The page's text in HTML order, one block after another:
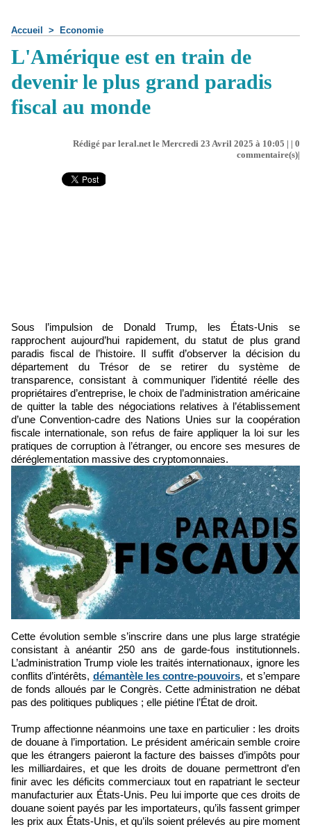
Accueil > Economie
L'Amérique est en train de
devenir le plus grand paradis
fiscal au monde
Rédigé par leral.net le Mercredi 23 Avril 2025 à 10:05 | | 0
commentaire(s)|
Sous l’impulsion de Donald Trump, les États-Unis se
rapprochent aujourd’hui rapidement, du statut de plus grand
paradis fiscal de l’histoire. Il suffit d’observer la décision du
département du Trésor de se retirer du système de
transparence, consistant à communiquer l’identité réelle des
propriétaires d’entreprise, le choix de l’administration américaine
de quitter la table des négociations relatives à l’établissement
d’une Convention-cadre des Nations Unies sur la coopération
fiscale internationale, son refus de faire appliquer la loi sur les
pratiques de corruption à l’étranger, ou encore ses mesures de
déréglementation massive des cryptomonnaies.
Cette évolution semble s’inscrire dans une plus large stratégie
consistant à anéantir 250 ans de garde-fous institutionnels.
L’administration Trump viole les traités internationaux, ignore les
conflits d’intérêts, démantèle les contre-pouvoirs, et s’empare
de fonds alloués par le Congrès. Cette administration ne débat
pas des politiques publiques ; elle piétine l’État de droit.
Trump affectionne néanmoins une taxe en particulier : les droits
de douane à l’importation. Le président américain semble croire
que les étrangers paieront la facture des baisses d’impôts pour
les milliardaires, et que les droits de douane permettront d’en
finir avec les déficits commerciaux tout en rapatriant le secteur
manufacturier aux États-Unis. Peu lui importe que ces droits de
douane soient payés par les importateurs, qu’ils fassent grimper
les prix aux États-Unis, et qu’ils soient prélevés au pire moment